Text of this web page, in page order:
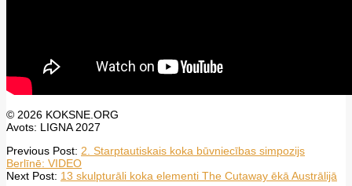
© 2026 KOKSNE.ORG
Avots: LIGNA 2027
2026-
05-
15
Previous Post: 2. Starptautiskais koka būvniecības simpozijs
Berlīnē: VIDEO
Next Post: 13 skulpturāli koka elementi The Cutaway ēkā Austrālijā